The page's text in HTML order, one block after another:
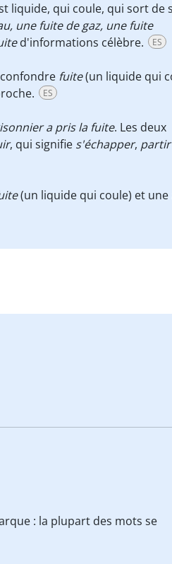
liquide, qui coule, qui sort de
une fuite de gaz, une fuite
d'informations célèbre. ES
fuite(un liquide qui
ES
a pris la fuite. Les deux
, qui signifie s'échapper,
(un liquide qui coule) et une
: la plupart des mots se